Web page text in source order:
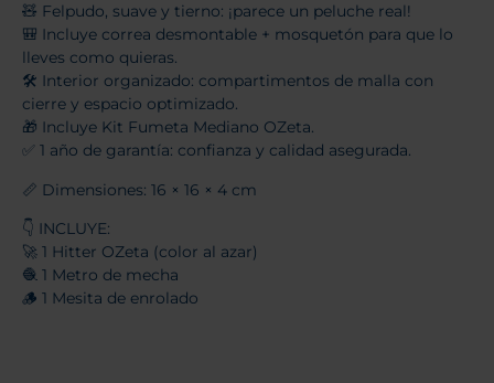
🧸 Felpudo, suave y tierno: ¡parece un peluche real!
🎒 Incluye correa desmontable + mosquetón para que lo
lleves como quieras.
🛠️ Interior organizado: compartimentos de malla con
cierre y espacio optimizado.
🎁 Incluye Kit Fumeta Mediano OZeta.
✅ 1 año de garantía: confianza y calidad asegurada.
📏 Dimensiones: 16 × 16 × 4 cm
👇 INCLUYE:
🚀 1 Hitter OZeta (color al azar)
🧶 1 Metro de mecha
🪵 1 Mesita de enrolado